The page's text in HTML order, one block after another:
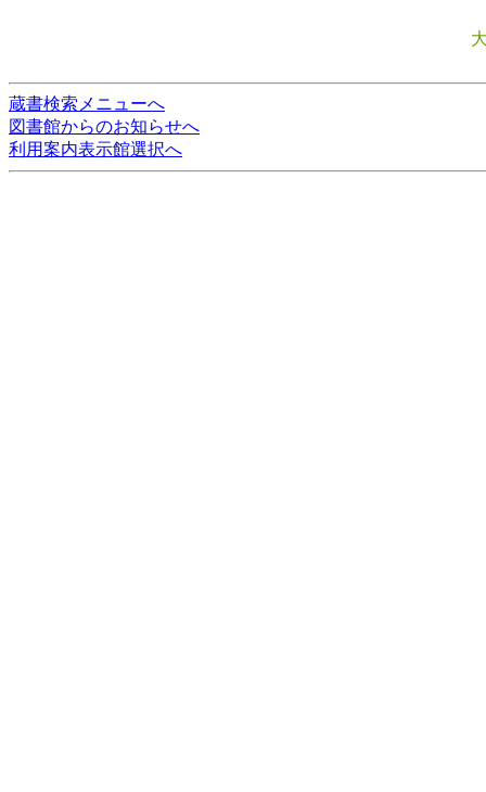
蔵書検索メニューへ
図書館からのお知らせへ
利用案内表示館選択へ